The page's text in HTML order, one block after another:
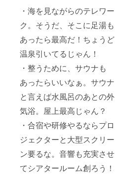
・海を見ながらのテレワー
ク。そうだ、そこに足湯も
あったら最高だ！ちょうど
温泉引いてるじゃん！
・整うために、サウナも
あったらいいなぁ。サウナ
と言えば水風呂のあとの外
気浴。屋上最高じゃん？
・合宿や研修やるならプロ
ジェクターと大型スクリー
ン要るな。音響も充実させ
てシアタールーム創ろう！